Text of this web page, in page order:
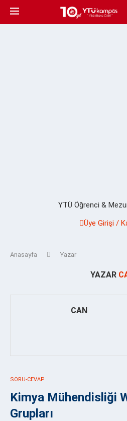
YTÜ Öğrenci &
Üye Girişi /
Anasayfa Yazar
YAZAR
CAN
SORU-CEVAP
Kimya Mühendisliği
Grupları